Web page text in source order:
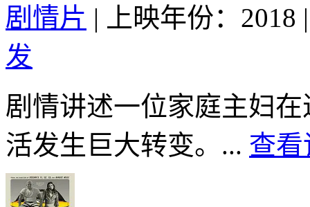
剧情片 | 上映年份：2018 |
发
剧情讲述一位家庭主妇
活发生巨大转变。... 查看